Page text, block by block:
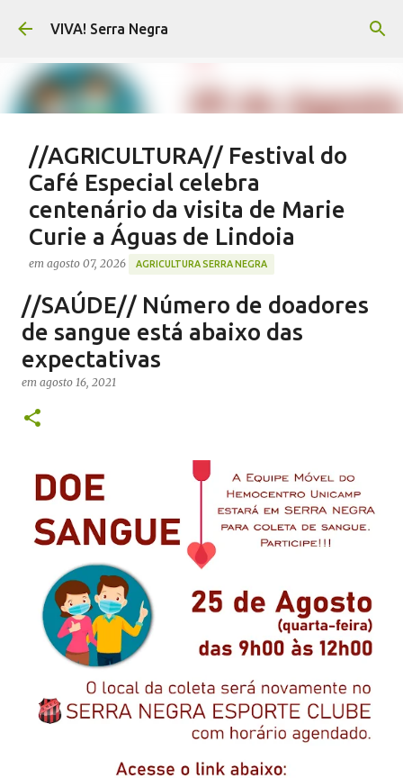
Pular para o conteúdo principal
VIVA! Serra Negra
//AGRICULTURA// Festival do
Café Especial celebra
centenário da visita de Marie
Curie a Águas de Lindoia
em agosto 07, 2026 AGRICULTURA SERRA NEGRA
CAFÉ SERRA NEGRA CAFEICULTURA SERRA NEGRA
FESTIVAL CAFÉ ÁGUAS DE LINDOIA NOTÍCIAS SERRA NEGRA
VIVA! SERRA NEGRA
0
//SAÚDE// Número de doadores
de sangue está abaixo das
expectativas
em agosto 16, 2021